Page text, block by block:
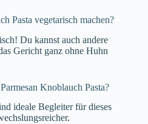
Pasta vegetarisch machen?
Du kannst auch andere
Gericht ganz ohne Huhn
Knoblauch Pasta?
ideale Begleiter für dieses